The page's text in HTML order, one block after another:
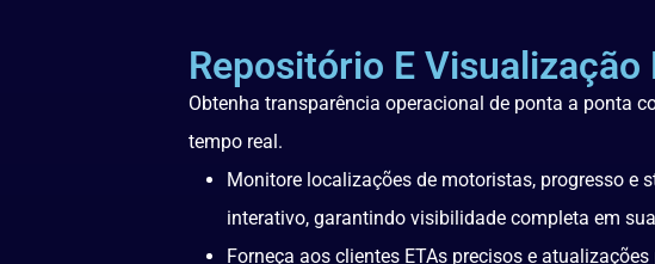
Repositório E
Obtenha transparência operacional de ponta a ponta
tempo real.
Monitore localizações de motoristas, progresso e
interativo, garantindo visibilidade completa em
Forneça aos clientes ETAs precisos e